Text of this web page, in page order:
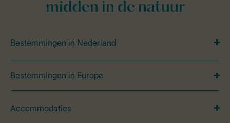
midden in de natuur
Bestemmingen in Nederland
Bestemmingen in Europa
Accommodaties